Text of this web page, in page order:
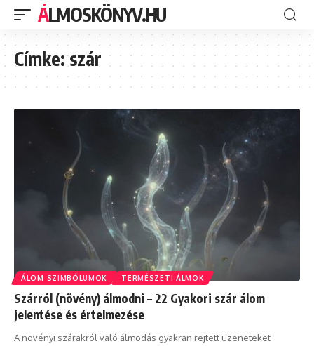
ÁLMOSKÖNYV.HU
Címke:szár
ÁLOM SZIMBÓLUMOK TERMÉSZETI ÁLMOK
Szárról (növény) álmodni – 22 Gyakori szár álom
jelentése és értelmezése
A növényi szárakról való álmodás gyakran rejtett üzeneteket